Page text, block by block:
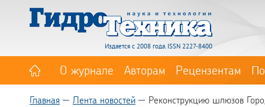
Издается с 2008 года. ISSN 2227-8400
О журнале Авторам Рецензентам
Главная Лента новостей Реконструкцию шлюзов